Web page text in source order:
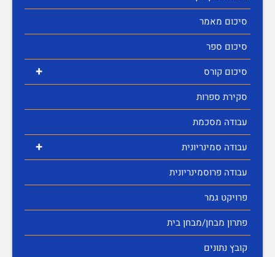
סיכום מאמר
סיכום ספר
+
סיכום קורס
סקירת ספרות
עבודה מסכמת
+
עבודה סמינריונית
עבודה פרוסמינריונית
פרויקט גמר
פתרון מבחן/מבחן בית
קובץ נתונים